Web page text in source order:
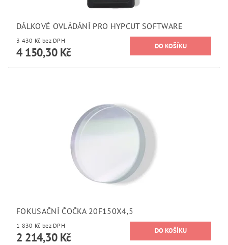
DÁLKOVÉ OVLÁDÁNÍ PRO HYPCUT SOFTWARE
3 430 Kč bez DPH
4 150,30 Kč
FOKUSAČNÍ ČOČKA 20F150X4,5
1 830 Kč bez DPH
2 214,30 Kč